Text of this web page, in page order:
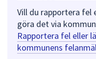
Vill du rapportera fel
göra det via
Rapportera fel eller
kommunens